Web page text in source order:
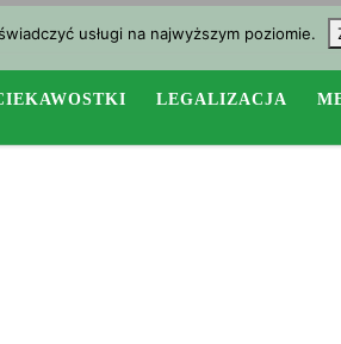
LEGALIZACJA
usługi na najwyższym poziomie.